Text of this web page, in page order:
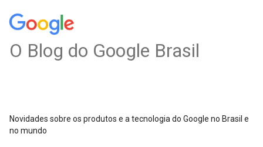
O Blog do Google Brasil
Novidades sobre os produtos e a tecnologia do Google no Brasil e
no mundo